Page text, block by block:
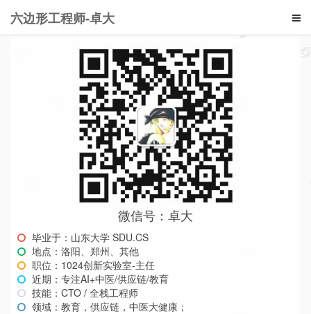
六边形工程师-卓大
微信号：卓大
毕业于：山东大学 SDU.CS
地点：洛阳、郑州、其他
职位：1024创新实验室-主任
近期：专注AI+中医/供应链/教育
技能：CTO / 全栈工程师
领域：教育，供应链，中医大健康；